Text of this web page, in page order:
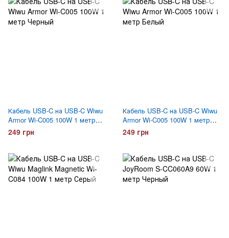
Кабель USB-C на USB-C Wiwu
Armor Wi-C005 100W 1 метр
Черный
249 грн
Кабель USB-C на USB-C Wiwu
Armor Wi-C005 100W 1 метр
Белый
249 грн